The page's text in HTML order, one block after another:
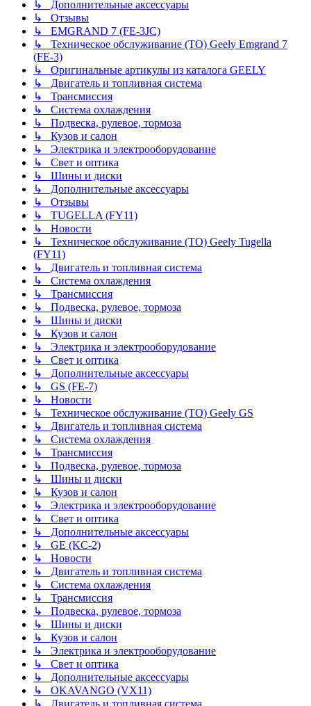
↳ Дополнительные аксессуары
↳ Отзывы
↳ EMGRAND 7 (FE-3JC)
↳ Техническое обслуживание (ТО) Geely Emgrand 7
(FE-3)
↳ Оригинальные артикулы из каталога GEELY
↳ Двигатель и топливная система
↳ Трансмиссия
↳ Система охлаждения
↳ Подвеска, рулевое, тормоза
↳ Кузов и салон
↳ Электрика и электрооборудование
↳ Свет и оптика
↳ Шины и диски
↳ Дополнительные аксессуары
↳ Отзывы
↳ TUGELLA (FY11)
↳ Новости
↳ Техническое обслуживание (ТО) Geely Tugella
(FY11)
↳ Двигатель и топливная система
↳ Система охлаждения
↳ Трансмиссия
↳ Подвеска, рулевое, тормоза
↳ Шины и диски
↳ Кузов и салон
↳ Электрика и электрооборудование
↳ Свет и оптика
↳ Дополнительные аксессуары
↳ GS (FE-7)
↳ Новости
↳ Техническое обслуживание (ТО) Geely GS
↳ Двигатель и топливная система
↳ Система охлаждения
↳ Трансмиссия
↳ Подвеска, рулевое, тормоза
↳ Шины и диски
↳ Кузов и салон
↳ Электрика и электрооборудование
↳ Свет и оптика
↳ Дополнительные аксессуары
↳ GE (KC-2)
↳ Новости
↳ Двигатель и топливная система
↳ Система охлаждения
↳ Трансмиссия
↳ Подвеска, рулевое, тормоза
↳ Шины и диски
↳ Кузов и салон
↳ Электрика и электрооборудование
↳ Свет и оптика
↳ Дополнительные аксессуары
↳ OKAVANGO (VX11)
↳ Двигатель и топливная система